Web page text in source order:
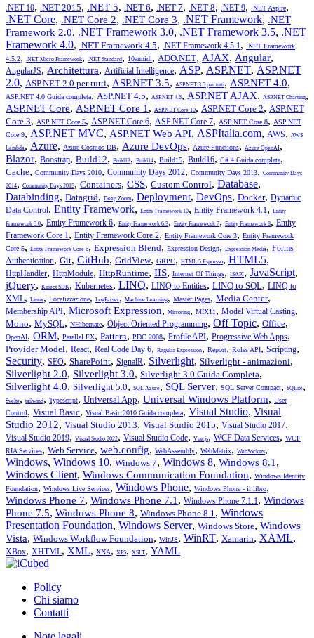
.NET 10, .NET 2015, .NET 5, .NET 6, .NET 7, .NET 8, .NET 9, .NET Aspire,
.NET Core, .NET Core 2, .NET Core 3, .NET Framework, .NET
Framework 2.0, .NET Framework 3.0, .NET Framework 3.5, .NET
Framework 4.0, .NET Framework 4.5, .NET Framework 4.5.1,
.NET Framework
4.5.2, .NET Micro Framework, .NET Standard, 10annidi, ADO.NET, AJAX, Angular,
AngularJS, Architettura, Artificial Intelligence, ASP, ASP.NET, ASP.NET
2.0, ASP.NET 2.0 per tutti, ASP.NET 3.5, ASP.NET 3.5 per tutti, ASP.NET 4.0,
ASP.NET 4.0 Guida completa, ASP.NET 4.5, ASP.NET 4.6, ASP.NET AJAX, ASP.NET Charting,
ASP.NET Core, ASP.NET Core 1 , ASP.NET Core 10, ASP.NET Core 2, ASP.NET
Core 3, ASP.NET Core 5, ASP.NET Core 6, ASP.NET Core 7, ASP.NET Core 8, ASP.NET
Core 9, ASP.NET MVC, ASP.NET Web API, ASPItalia.com, AWS, AWS
Lambda, Azure, Azure Cosmos DB, Azure DevOps, Azure Functions, Azure OpenAI,
Blazor, Boostrap, Build12, Build13, Build14, Build15, Build16, C# 4 Guida completa,
Cache, Community Days 2010, Community Days 2012, Community Days 2013, Community Days
2014, Community Days 2015, Containers, CSS, Custom Control, Database,
Databinding, Datagrid, Deep Zoom, Deployment, DevOps, Docker, Dynamic
Data Control, Entity Framework, Entity Framework 10, Entity Framework 4.1, Entity
Framework 5.0, Entity Framework 6, Entity Framework 6.3, Entity Framework 7, Entity Framework 8, Entity
Framework Core 1, Entity Framework Core 2, Entity Framework Core 3, Entity Framework
Core 5, Entity Framework Core 6, Expression Blend, Expression Design, Expression Media, Forms
Authentication, Git, GitHub, GridView, GRPC, HTML 5 Espresso, HTML5,
HttpHandler, HttpModule, HttpRuntime, IIS, Internet Of Things, ISAPI, JavaScript,
jQuery, Kinect SDK, Kubernetes, LINQ, LINQ to Entities, LINQ to SQL, LINQ to
XML, Linux, Localizzazione, LogParser, Machine Learning, Master Pages, Media Center,
Membership API, Microsoft Expression, Mirroring, MIX11 , Model Virtual Casting,
Mono, MySQL, NHibernate, Object Oriented Programming, Off Topic, Office,
OpenAI, ORM, Parallel FX, Pattern, PDC 2008, Profile API, Progressive Web Apps,
Provider Model, React, Real Code Day 6, Regular Expression, Report, Roles API, Scripting,
Security, SEO, SharePoint, SignalR, Silverlight, Silverlight - animazioni,
Silverlight 2.0, Silverlight 3.0, Silverlight 3.0 Guida Completa,
Silverlight 4.0, Silverlight 5.0, SQL Azure, SQL Server, SQL Server Compact, SQLite,
Svelte, tailwind, Typescript, Universal App, Universal Windows Platform, User
Control, Visual Basic, Visual Basic 2010 Guida completa, Visual Studio, Visual
Studio 2012, Visual Studio 2013, Visual Studio 2015, Visual Studio 2017,
Visual Studio 2019, Visual Studio 2022, Visual Studio Code, Vue.js, WCF Data Services, WCF
RIA Services, Web Service, web.config, WebAssembly, WebMatrix, WebSockets,
Windows, Windows 10, Windows 7, Windows 8, Windows 8.1 ,
Windows Client, Windows Communication Foundation, Windows Identity
Foundation, Windows Live Services, Windows Phone, Windows Phone - il libro,
Windows Phone 7, Windows Phone 7.1 , Windows Phone 7.1.1, Windows
Phone 7.5, Windows Phone 8, Windows Phone 8.1, Windows
Presentation Foundation, Windows Server, Windows Store, Windows
Vista, Windows Workflow Foundation, WinJS, WinRT, Xamarin, XAML,
XBox, XHTML, XML, XNA, XPS, XSLT, YAML
Policy
Chi siamo
Contatti